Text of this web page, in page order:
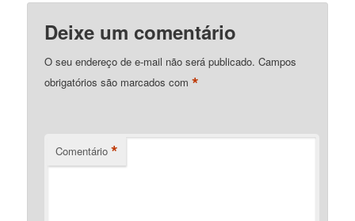
Deixe um comentário
O seu endereço de e-mail não será publicado. Campos
obrigatórios são marcados com*
Comentário *